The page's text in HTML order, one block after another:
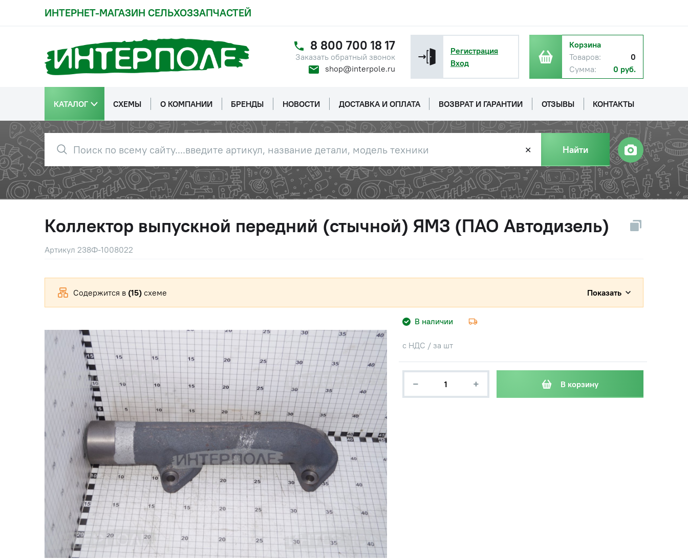
ИНТЕРНЕТ-МАГАЗИН СЕЛЬХОЗЗАПЧАСТЕЙ
8 800 700 18 17
Заказать обратный звонок
shop@interpole.ru
Регистрация
Вход
Корзина
Товаров:
0
Сумма:
0 руб.
КАТАЛОГ СХЕМЫ О КОМПАНИИ БРЕНДЫ НОВОСТИ ДОСТАВКА И ОПЛАТА ВОЗВРАТ И ГАРАНТИИ ОТЗЫВЫ КОНТАКТЫ
✕ Найти
Коллектор выпускной передний (стычной) ЯМЗ (ПАО Автодизель)
Артикул 238Ф-1008022
В наличии
с НДС / за шт
− + В корзину
Содержится в (15) схеме Показать